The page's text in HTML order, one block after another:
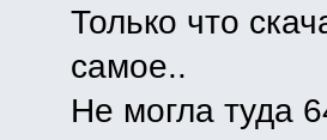
Только что
самое..
Не могла туда